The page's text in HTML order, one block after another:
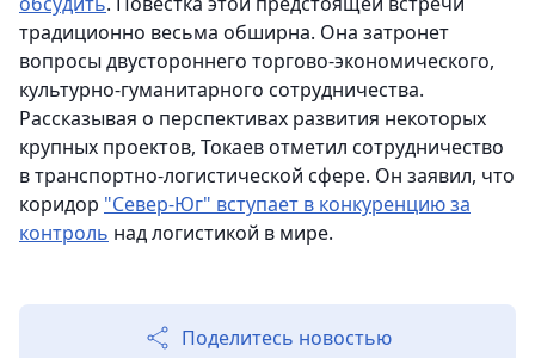
традиционно весьма обширна. Она затронет
вопросы двустороннего торгово-экономического,
культурно-гуманитарного сотрудничества.
Рассказывая о перспективах развития некоторых
крупных проектов, Токаев отметил сотрудничество
в транспортно-логистической сфере. Он заявил, что
коридор "Север-Юг" вступает в конкуренцию за
контроль над логистикой в мире.
Поделитесь новостью